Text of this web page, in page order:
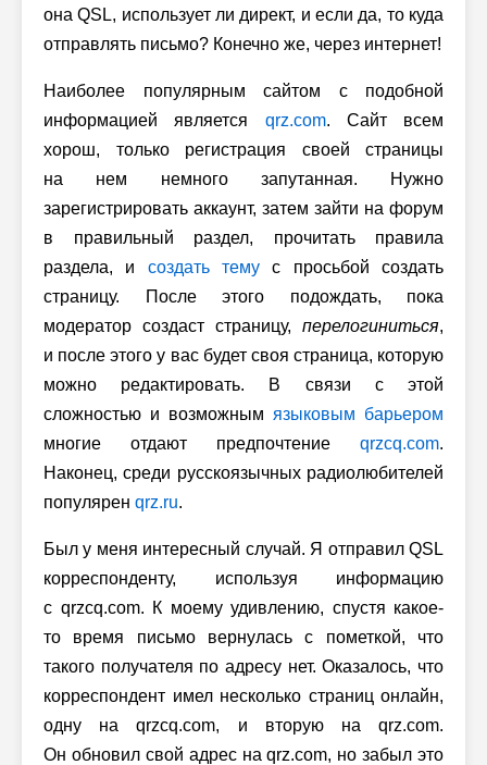
она QSL, использует ли директ, и если да, то куда
отправлять письмо? Конечно же, через интернет!
Наиболее популярным сайтом с подобной
информацией является qrz.com. Сайт всем
хорош, только регистрация своей страницы
на нем немного запутанная. Нужно
зарегистрировать аккаунт, затем зайти на форум
в правильный раздел, прочитать правила
раздела, и создать тему с просьбой создать
страницу. После этого подождать, пока
модератор создаст страницу, перелогиниться,
и после этого у вас будет своя страница, которую
можно редактировать. В связи с этой
сложностью и возможным языковым барьером
многие отдают предпочтение qrzcq.com.
Наконец, среди русскоязычных радиолюбителей
популярен qrz.ru.
Был у меня интересный случай. Я отправил QSL
корреспонденту, используя информацию
с qrzcq.com. К моему удивлению, спустя какое-
то время письмо вернулась с пометкой, что
такого получателя по адресу нет. Оказалось, что
корреспондент имел несколько страниц онлайн,
одну на qrzcq.com, и вторую на qrz.com.
Он обновил свой адрес на qrz.com, но забыл это